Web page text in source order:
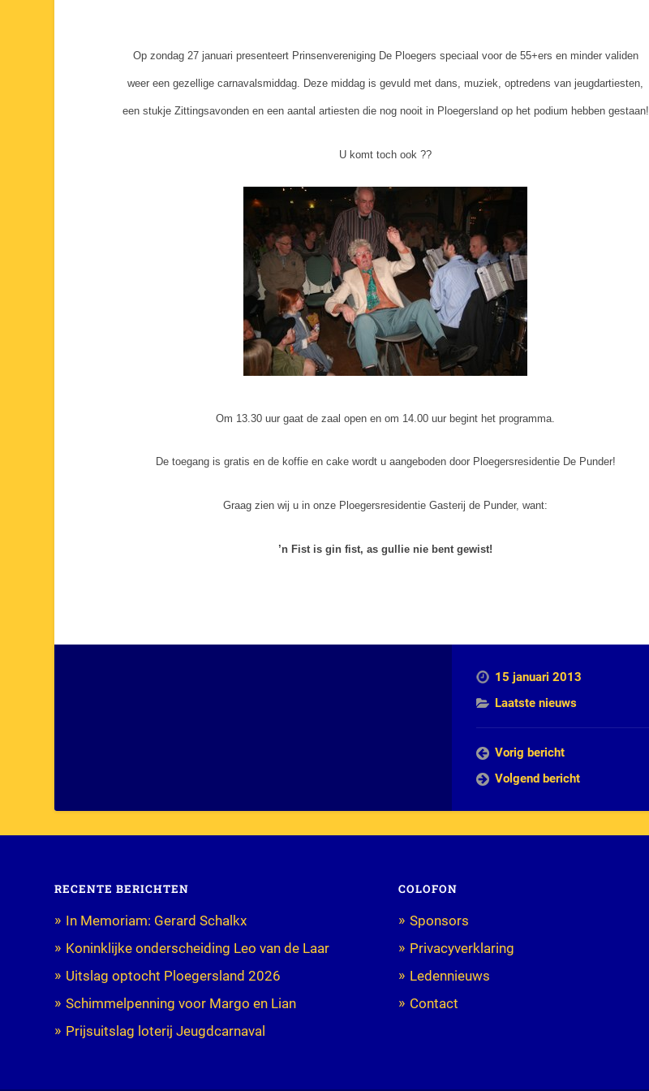
Op zondag 27 januari presenteert Prinsenvereniging De Ploegers speciaal voor de 55+ers en minder validen
weer een gezellige carnavalsmiddag. Deze middag is gevuld met dans, muziek, optredens van jeugdartiesten,
een stukje Zittingsavonden en een aantal artiesten die nog nooit in Ploegersland op het podium hebben gestaan!
U komt toch ook ??
Om 13.30 uur gaat de zaal open en om 14.00 uur begint het programma.
De toegang is gratis en de koffie en cake wordt u aangeboden door Ploegersresidentie De Punder!
Graag zien wij u in onze Ploegersresidentie Gasterij de Punder, want:
’n Fist is gin fist, as gullie nie bent gewist!
15 januari 2013
Laatste nieuws
Vorig bericht
Volgend bericht
RECENTE BERICHTEN
In Memoriam: Gerard Schalkx
Koninklijke onderscheiding Leo van de Laar
Uitslag optocht Ploegersland 2026
Schimmelpenning voor Margo en Lian
Prijsuitslag loterij Jeugdcarnaval
COLOFON
Sponsors
Privacyverklaring
Ledennieuws
Contact